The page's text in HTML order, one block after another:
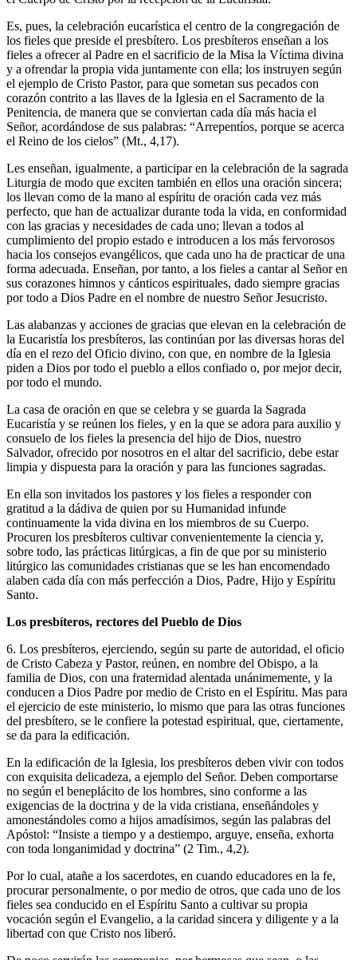
Es, pues, la celebración eucarística el centro de la congregación de
los fieles que preside el presbítero. Los presbíteros enseñan a los
fieles a ofrecer al Padre en el sacrificio de la Misa la Víctima divina
y a ofrendar la propia vida juntamente con ella; los instruyen según
el ejemplo de Cristo Pastor, para que sometan sus pecados con
corazón contrito a las llaves de la Iglesia en el Sacramento de la
Penitencia, de manera que se conviertan cada día más hacia el
Señor, acordándose de sus palabras: “Arrepentíos, porque se acerca
el Reino de los cielos” (Mt., 4,17).
Les enseñan, igualmente, a participar en la celebración de la sagrada
Liturgia de modo que exciten también en ellos una oración sincera;
los llevan como de la mano al espíritu de oración cada vez más
perfecto, que han de actualizar durante toda la vida, en conformidad
con las gracias y necesidades de cada uno; llevan a todos al
cumplimiento del propio estado e introducen a los más fervorosos
hacia los consejos evangélicos, que cada uno ha de practicar de una
forma adecuada. Enseñan, por tanto, a los fieles a cantar al Señor en
sus corazones himnos y cánticos espirituales, dado siempre gracias
por todo a Dios Padre en el nombre de nuestro Señor Jesucristo.
Las alabanzas y acciones de gracias que elevan en la celebración de
la Eucaristía los presbíteros, las continúan por las diversas horas del
día en el rezo del Oficio divino, con que, en nombre de la Iglesia
piden a Dios por todo el pueblo a ellos confiado o, por mejor decir,
por todo el mundo.
La casa de oración en que se celebra y se guarda la Sagrada
Eucaristía y se reúnen los fieles, y en la que se adora para auxilio y
consuelo de los fieles la presencia del hijo de Dios, nuestro
Salvador, ofrecido por nosotros en el altar del sacrificio, debe estar
limpia y dispuesta para la oración y para las funciones sagradas.
En ella son invitados los pastores y los fieles a responder con
gratitud a la dádiva de quien por su Humanidad infunde
continuamente la vida divina en los miembros de su Cuerpo.
Procuren los presbíteros cultivar convenientemente la ciencia y,
sobre todo, las prácticas litúrgicas, a fin de que por su ministerio
litúrgico las comunidades cristianas que se les han encomendado
alaben cada día con más perfección a Dios, Padre, Hijo y Espíritu
Santo.
Los presbíteros, rectores del Pueblo de Dios
6. Los presbíteros, ejerciendo, según su parte de autoridad, el oficio
de Cristo Cabeza y Pastor, reúnen, en nombre del Obispo, a la
familia de Dios, con una fraternidad alentada unánimemente, y la
conducen a Dios Padre por medio de Cristo en el Espíritu. Mas para
el ejercicio de este ministerio, lo mismo que para las otras funciones
del presbítero, se le confiere la potestad espiritual, que, ciertamente,
se da para la edificación.
En la edificación de la Iglesia, los presbíteros deben vivir con todos
con exquisita delicadeza, a ejemplo del Señor. Deben comportarse
no según el beneplácito de los hombres, sino conforme a las
exigencias de la doctrina y de la vida cristiana, enseñándoles y
amonestándoles como a hijos amadísimos, según las palabras del
Apóstol: “Insiste a tiempo y a destiempo, arguye, enseña, exhorta
con toda longanimidad y doctrina” (2 Tim., 4,2).
Por lo cual, atañe a los sacerdotes, en cuando educadores en la fe,
procurar personalmente, o por medio de otros, que cada uno de los
fieles sea conducido en el Espíritu Santo a cultivar su propia
vocación según el Evangelio, a la caridad sincera y diligente y a la
libertad con que Cristo nos liberó.